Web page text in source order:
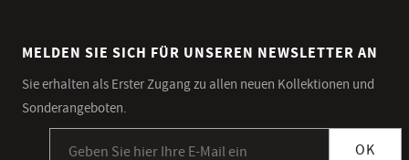
MELDEN SIE SICH FÜR UNSEREN NEWSLETTER AN
Sie erhalten als Erster Zugang zu allen neuen Kollektionen und
Sonderangeboten.
OK